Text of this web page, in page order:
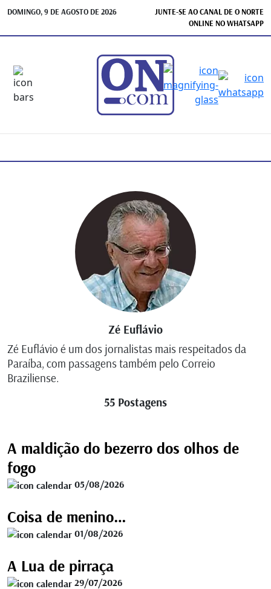
DOMINGO, 9 DE AGOSTO DE 2026
JUNTE-SE AO CANAL DE O NORTE
ONLINE NO WHATSAPP
Zé Euflávio
Zé Euflávio é um dos jornalistas mais respeitados da
Paraíba, com passagens também pelo Correio
Braziliense.
55 Postagens
A maldição do bezerro dos olhos de
fogo
05/08/2026
Coisa de menino…
01/08/2026
A Lua de pirraça
29/07/2026